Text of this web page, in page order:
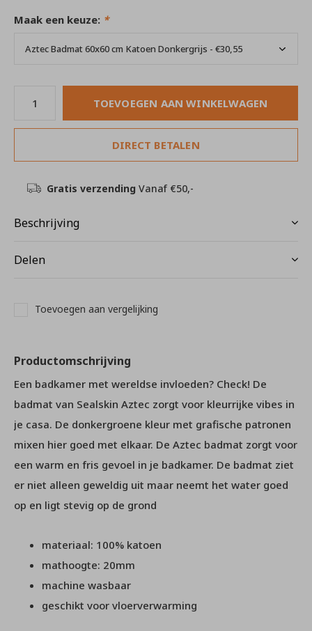
Maak een keuze: *
TOEVOEGEN AAN WINKELWAGEN
DIRECT BETALEN
Gratis verzending Vanaf €50,-
Beschrijving
Delen
Toevoegen aan vergelijking
Productomschrijving
Een badkamer met wereldse invloeden? Check! De
badmat van Sealskin Aztec zorgt voor kleurrijke vibes in
je casa. De donkergroene kleur met grafische patronen
mixen hier goed met elkaar. De Aztec badmat zorgt voor
een warm en fris gevoel in je badkamer. De badmat ziet
er niet alleen geweldig uit maar neemt het water goed
op en ligt stevig op de grond
materiaal: 100% katoen
mathoogte: 20mm
machine wasbaar
geschikt voor vloerverwarming